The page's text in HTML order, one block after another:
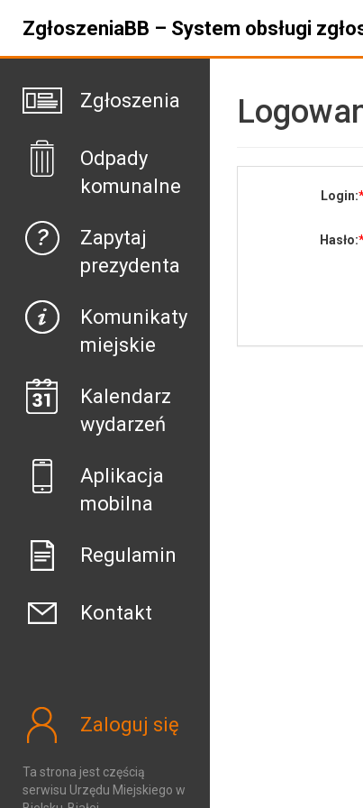
ZgłoszeniaBB – System obsługi
Zgłoszenia
Odpady
komunalne
Zapytaj
prezydenta
Komunikaty
miejskie
Kalendarz
wydarzeń
Aplikacja
mobilna
Regulamin
Kontakt
Zaloguj się
Ta strona jest częścią
serwisu Urzędu Miejskiego w
Login:
Hasło: